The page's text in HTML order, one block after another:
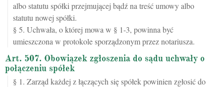
albo statutu spółki przejmującej bądź na treść umowy albo
statutu nowej spółki.
§ 5. Uchwała, o której mowa w § 1-3, powinna być
umieszczona w protokole sporządzonym przez notariusza.
Art. 507. Obowiązek zgłoszenia do sądu uchwały o
połączeniu spółek
§ 1. Zarząd każdej z łączących się spółek powinien zgłosić do